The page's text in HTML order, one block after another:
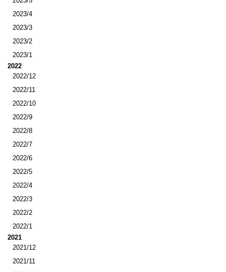
2023/4
2023/3
2023/2
2023/1
2022
2022/12
2022/11
2022/10
2022/9
2022/8
2022/7
2022/6
2022/5
2022/4
2022/3
2022/2
2022/1
2021
2021/12
2021/11